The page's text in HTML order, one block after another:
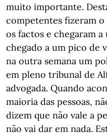
muito importante.
competentes fizeram o
os factos e chegaram
chegado a um pico de
na outra semana um
em pleno tribunal de
advogada. Quando
maioria das pessoas,
dizem que não vale a
não vai dar em nada.